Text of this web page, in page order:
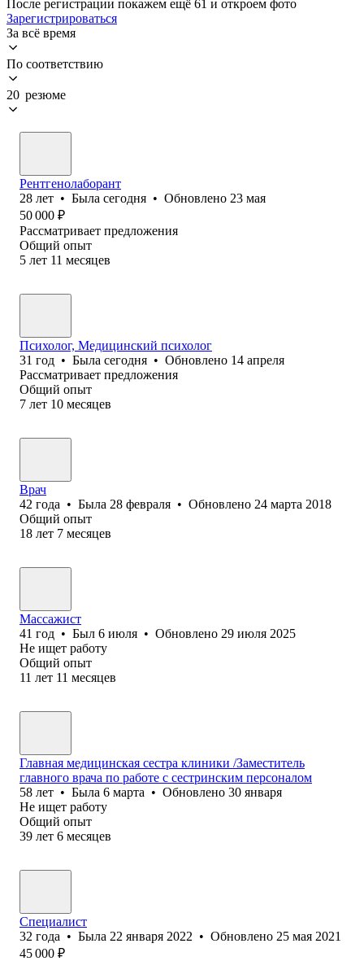
После регистрации покажем ещё 61 и откроем фото
Зарегистрироваться
За всё время
По соответствию
20 резюме
Рентгенолаборант
28 лет • Была сегодня • Обновлено 23 мая
50 000 ₽
Рассматривает предложения
Общий опыт
5 лет 11 месяцев
Психолог, Медицинский психолог
31 год • Была сегодня • Обновлено 14 апреля
Рассматривает предложения
Общий опыт
7 лет 10 месяцев
Врач
42 года • Была 28 февраля • Обновлено 24 марта 2018
Общий опыт
18 лет 7 месяцев
Массажист
41 год • Был 6 июля • Обновлено 29 июля 2025
Не ищет работу
Общий опыт
11 лет 11 месяцев
Главная медицинская сестра клиники /Заместитель
главного врача по работе с сестринским персоналом
58 лет • Была 6 марта • Обновлено 30 января
Не ищет работу
Общий опыт
39 лет 6 месяцев
Специалист
32 года • Была 22 января 2022 • Обновлено 25 мая 2021
45 000 ₽